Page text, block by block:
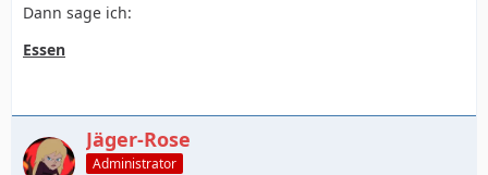
Dann sage ich:
Essen
Jäger-Rose
Administrator